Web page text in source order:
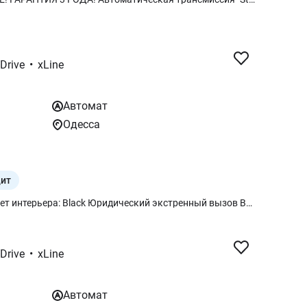
• xLine
Автомат
Одесса
Цвет кузова: Space Silver metallic Цвет интерьера: Black Юридический экстренный вызов BMW Individual обработка потолка `Anthracite` Активная защита пешеходов Пакет опций Система комфортного доступа Внешнее левое зеркало заднего вида и внутреннее с затемнением Салонное зеркало заднего вида с автозатемнением Адаптивные светодиодные фары Система автоматического управления дальним светом Беспроводная зарядка с охлаждением устройства Подогрев руля Крепления для детских кресел `Isofix` Подогрев передних сидений Акустическая система `HiFi Harman Kardon` Болты-секретки для колес Индикатор давления в шинах Комплект для ремонта шин Teleservices Пакет Connected неограниченный
• xLine
Автомат